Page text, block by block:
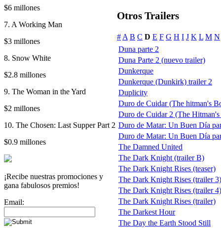
$6 millones
7. A Working Man
$3 millones
8. Snow White
$2.8 millones
9. The Woman in the Yard
$2 millones
10. The Chosen: Last Supper Part 2
$0.9 millones
¡Recibe nuestras promociones y
gana fabulosos premios!
Email:
Otros Trailers
# A B C D E F G H I J K L M N
Duna parte 2
Duna Parte 2 (nuevo trailer)
Dunkerque
Dunkerque (Dunkirk) trailer 2
Duplicity
Duro de Cuidar (The hitman's
Duro de Cuidar 2 (The
Duro de Matar: Un Buen Día
Duro de Matar: Un Buen Día
The Damned United
The Dark Knight (trailer B)
The Dark Knight Rises (teaser)
The Dark Knight Rises (trailer 3)
The Dark Knight Rises (trailer 4)
The Dark Knight Rises (trailer)
The Darkest Hour
The Day the Earth Stood Still